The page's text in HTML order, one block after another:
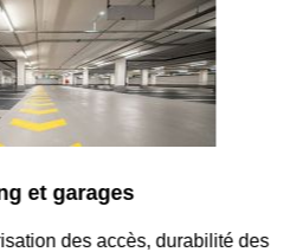
et garages
des accès, durabilité des